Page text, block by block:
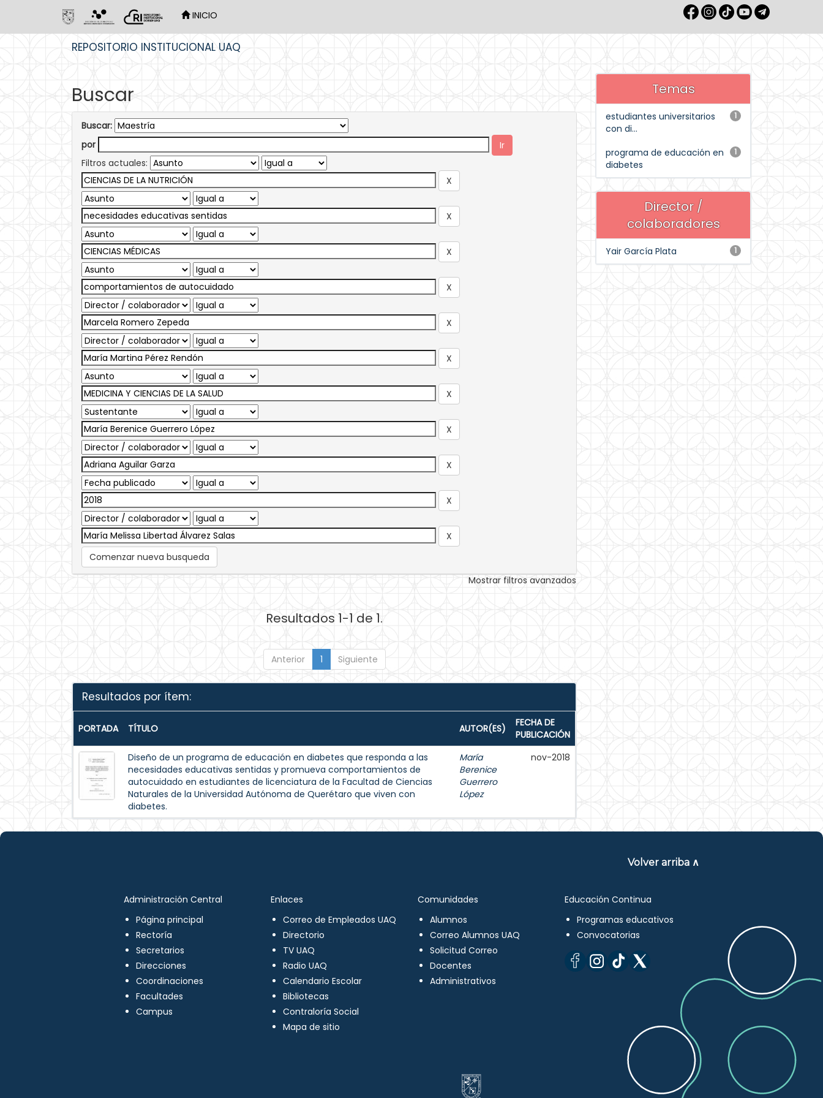
INICIO
REPOSITORIO INSTITUCIONAL UAQ
Buscar
Buscar:
por
Filtros actuales:
Comenzar nueva busqueda
Mostrar filtros avanzados
Resultados 1-1 de 1.
Anterior 1 Siguiente
Resultados por ítem:
PORTADA TÍTULO AUTOR(ES)
FECHA DE
PUBLICACIÓN
Diseño de un programa de educación en diabetes que responda a las
necesidades educativas sentidas y promueva comportamientos de
autocuidado en estudiantes de licenciatura de la Facultad de Ciencias
Naturales de la Universidad Autónoma de Querétaro que viven con
diabetes.
María
Berenice
Guerrero
López
nov-2018
Temas
1
estudiantes universitarios
con di...
1
programa de educación en
diabetes
Director /
colaboradores
1
Yair García Plata
Volver arriba ∧
Administración Central
Página principal
Rectoría
Secretarios
Direcciones
Coordinaciones
Facultades
Campus
Enlaces
Correo de Empleados UAQ
Directorio
TV UAQ
Radio UAQ
Calendario Escolar
Bibliotecas
Contraloría Social
Mapa de sitio
Comunidades
Alumnos
Correo Alumnos UAQ
Solicitud Correo
Docentes
Administrativos
Educación Continua
Programas educativos
Convocatorias